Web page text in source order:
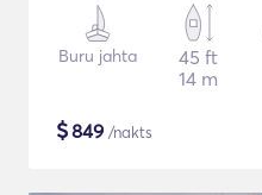
Buru jahta
45 ft
14 m
$849 /nakts